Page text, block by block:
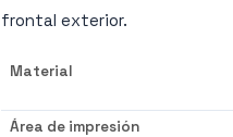
frontal exterior.
Material
Área de impresión